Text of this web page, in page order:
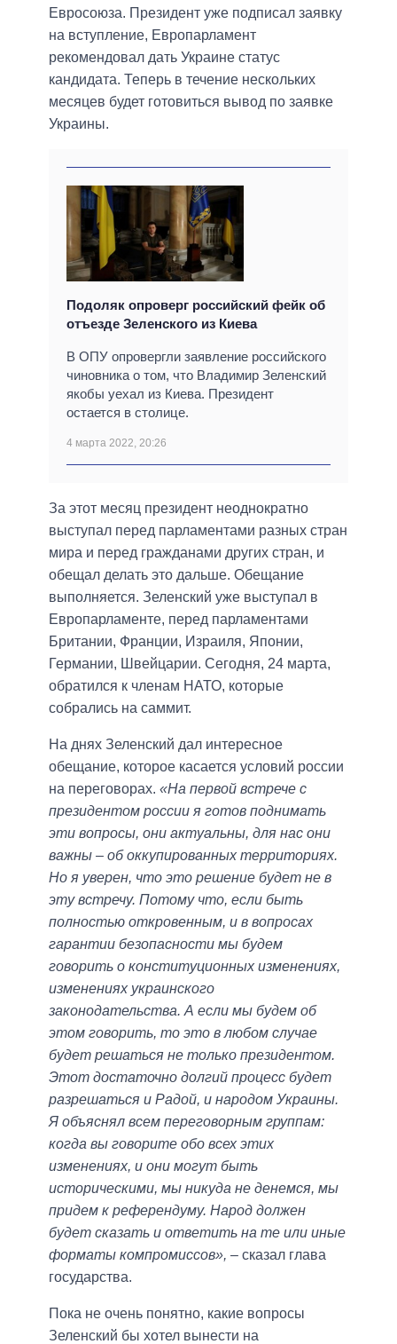
Евросоюза. Президент уже подписал заявку
на вступление, Европарламент
рекомендовал дать Украине статус
кандидата. Теперь в течение нескольких
месяцев будет готовиться вывод по заявке
Украины.
Подоляк опроверг российский фейк об
отъезде Зеленского из Киева
В ОПУ опровергли заявление российского
чиновника о том, что Владимир Зеленский
якобы уехал из Киева. Президент
остается в столице.
4 марта 2022, 20:26
За этот месяц президент неоднократно
выступал перед парламентами разных стран
мира и перед гражданами других стран, и
обещал делать это дальше. Обещание
выполняется. Зеленский уже выступал в
Европарламенте, перед парламентами
Британии, Франции, Израиля, Японии,
Германии, Швейцарии. Сегодня, 24 марта,
обратился к членам НАТО, которые
собрались на саммит.
На днях Зеленский дал интересное
обещание, которое касается условий россии
на переговорах. «На первой встрече с
президентом россии я готов поднимать
эти вопросы, они актуальны, для нас они
важны – об оккупированных территориях.
Но я уверен, что это решение будет не в
эту встречу. Потому что, если быть
полностью откровенным, и в вопросах
гарантии безопасности мы будем
говорить о конституционных изменениях,
изменениях украинского
законодательства. А если мы будем об
этом говорить, то это в любом случае
будет решаться не только президентом.
Этот достаточно долгий процесс будет
разрешаться и Радой, и народом Украины.
Я объяснял всем переговорным группам:
когда вы говорите обо всех этих
изменениях, и они могут быть
историческими, мы никуда не денемся, мы
придем к референдуму. Народ должен
будет сказать и ответить на те или иные
форматы компромиссов», – сказал глава
государства.
Пока не очень понятно, какие вопросы
Зеленский бы хотел вынести на